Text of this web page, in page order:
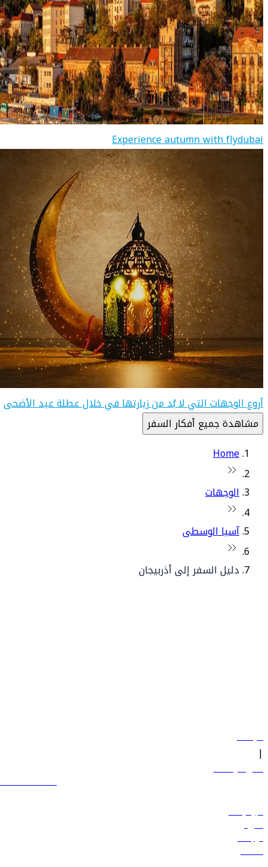
Experience autumn with flydubai
أروع الوجهات التي لا بُد من زيارتها في خلال عطلة عيد الأضحى
مشاهدة جميع أفكار السفر
Home
الوجهات
آسيا الوسطى
دليل السفر إلى أذربيجان
سياساتنا
|
الشروط والأحكام
600 544 445
حجز الرحلات
العروض
الوجهات
الأمتعة